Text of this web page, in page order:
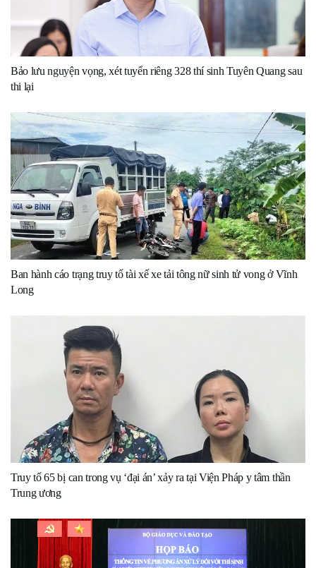
Bảo lưu nguyện vọng, xét tuyển riêng 328 thí sinh Tuyên Quang sau
thi lại
Ban hành cáo trạng truy tố tài xế xe tải tông nữ sinh tử vong ở Vĩnh
Long
Truy tố 65 bị can trong vụ ‘đại án’ xảy ra tại Viện Pháp y tâm thần
Trung ương